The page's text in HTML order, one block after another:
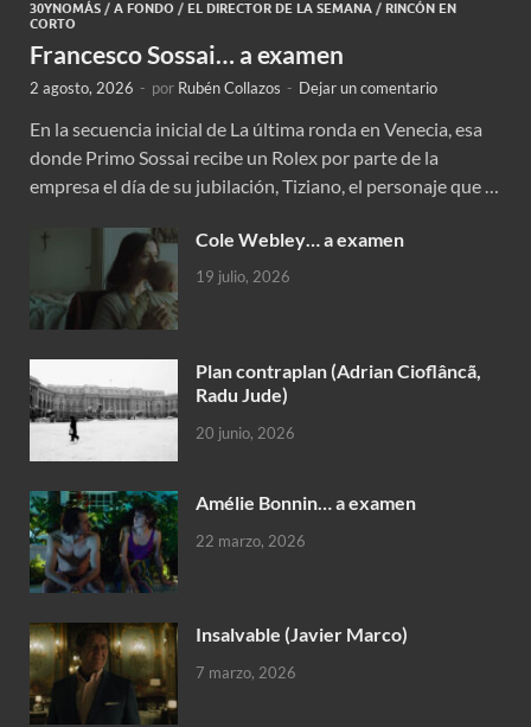
30YNOMÁS / A FONDO / EL DIRECTOR DE LA SEMANA / RINCÓN EN
CORTO
Francesco Sossai… a examen
2 agosto, 2026 - por Rubén Collazos - Dejar un comentario
En la secuencia inicial de La última ronda en Venecia, esa
donde Primo Sossai recibe un Rolex por parte de la
empresa el día de su jubilación, Tiziano, el personaje que …
Cole Webley… a examen
19 julio, 2026
Plan contraplan (Adrian Cioflâncã,
Radu Jude)
20 junio, 2026
Amélie Bonnin… a examen
22 marzo, 2026
Insalvable (Javier Marco)
7 marzo, 2026